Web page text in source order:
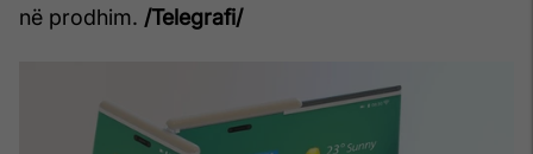
në prodhim. /Telegrafi/